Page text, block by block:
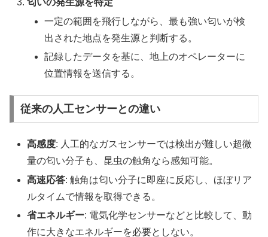
匂いの発生源を特定
一定の範囲を飛行しながら、最も強い匂いが検
出された地点を発生源と判断する。
記録したデータを基に、地上のオペレーターに
位置情報を送信する。
従来の人工センサーとの違い
高感度: 人工的なガスセンサーでは検出が難しい超微
量の匂い分子も、昆虫の触角なら感知可能。
高速応答: 触角は匂い分子に即座に反応し、ほぼリア
ルタイムで情報を取得できる。
省エネルギー: 電気化学センサーなどと比較して、動
作に大きなエネルギーを必要としない。